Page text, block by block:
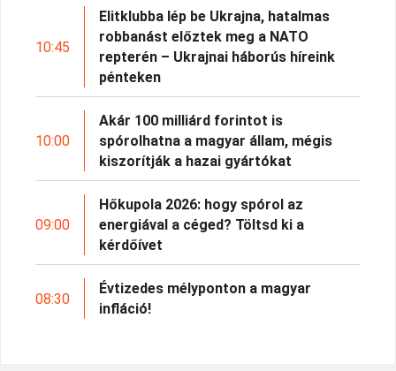
10:45
Elitklubba lép be Ukrajna, hatalmas
robbanást előztek meg a NATO
repterén – Ukrajnai háborús híreink
pénteken
10:00
Akár 100 milliárd forintot is
spórolhatna a magyar állam, mégis
kiszorítják a hazai gyártókat
09:00
Hőkupola 2026: hogy spórol az
energiával a céged? Töltsd ki a
kérdőívet
08:30
Évtizedes mélyponton a magyar
infláció!